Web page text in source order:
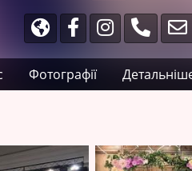
Фотографії